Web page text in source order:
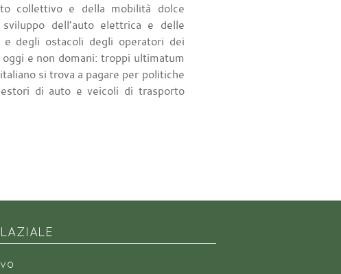
collettivo e della mobilità dolce
dell’auto elettrica e delle
degli ostacoli degli operatori dei
e non domani: troppi ultimatum
si trova a pagare per politiche
di auto e veicoli di trasporto